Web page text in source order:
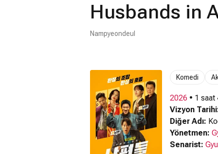
Husbands in
Nampyeondeul
Komedi
2026 • 1 saat
Vizyon
Diğer Adı:
Yönetmen:
Senarist: